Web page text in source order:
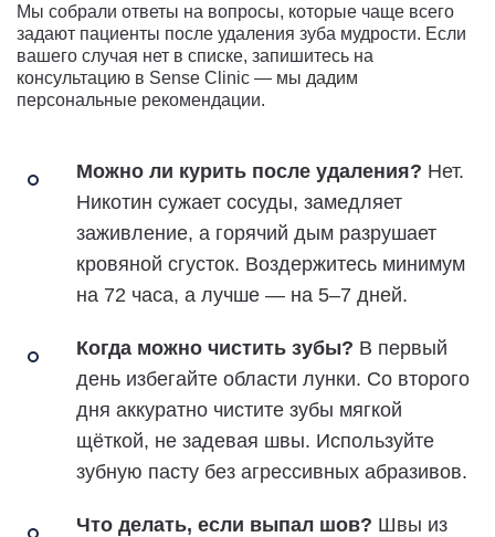
Мы собрали ответы на вопросы, которые чаще всего
задают пациенты после удаления зуба мудрости. Если
вашего случая нет в списке, запишитесь на
консультацию в Sense Clinic — мы дадим
персональные рекомендации.
Можно ли курить после удаления? Нет.
Никотин сужает сосуды, замедляет
заживление, а горячий дым разрушает
кровяной сгусток. Воздержитесь минимум
на 72 часа, а лучше — на 5–7 дней.
Когда можно чистить зубы? В первый
день избегайте области лунки. Со второго
дня аккуратно чистите зубы мягкой
щёткой, не задевая швы. Используйте
зубную пасту без агрессивных абразивов.
Что делать, если выпал шов? Швы из